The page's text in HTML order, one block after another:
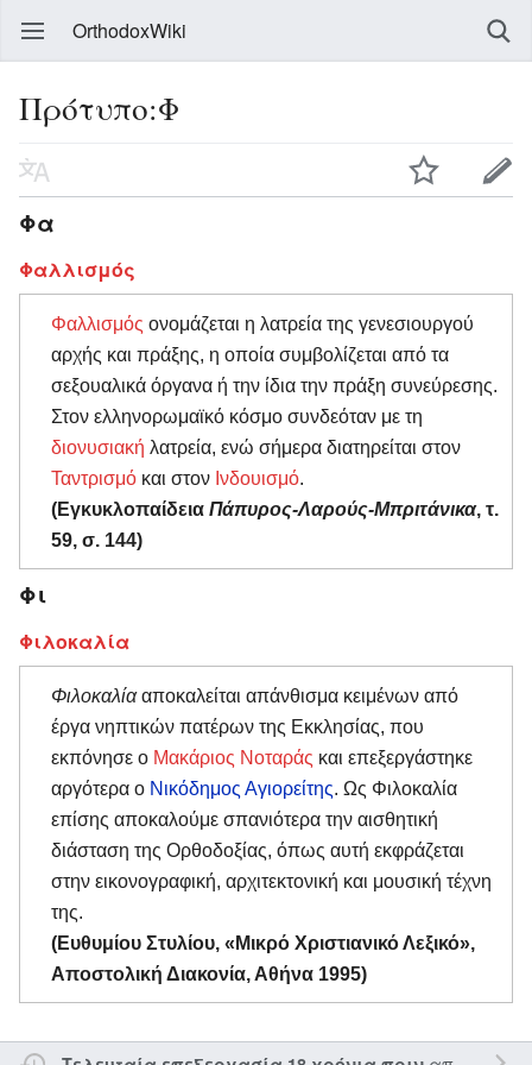
OrthodoxWiki
Πρότυπο:Φ
Φα
Φαλλισμός
Φαλλισμός ονομάζεται η λατρεία της γενεσιουργού
αρχής και πράξης, η οποία συμβολίζεται από τα
σεξουαλικά όργανα ή την ίδια την πράξη συνεύρεσης.
Στον ελληνορωμαϊκό κόσμο συνδεόταν με τη
διονυσιακή λατρεία, ενώ σήμερα διατηρείται στον
Ταντρισμό και στον Ινδουισμό.
(Εγκυκλοπαίδεια Πάπυρος-Λαρούς-Μπριτάνικα, τ.
59, σ. 144)
Φι
Φιλοκαλία
Φιλοκαλίααποκαλείται απάνθισμα κειμένων από
έργα νηπτικών πατέρων της Εκκλησίας, που
εκπόνησε ο Μακάριος Νοταράς και επεξεργάστηκε
αργότερα ο Νικόδημος Αγιορείτης. Ως Φιλοκαλία
επίσης αποκαλούμε σπανιότερα την αισθητική
διάσταση της Ορθοδοξίας, όπως αυτή εκφράζεται
στην εικονογραφική, αρχιτεκτονική και μουσική τέχνη
της.
(Ευθυμίου Στυλίου, «Μικρό Χριστιανικό Λεξικό»,
Αποστολική Διακονία, Αθήνα 1995)